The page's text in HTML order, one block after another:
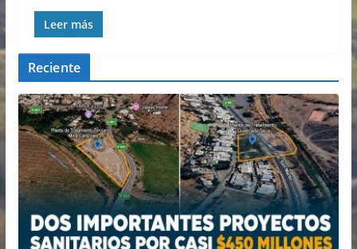
Leer más
Reciente